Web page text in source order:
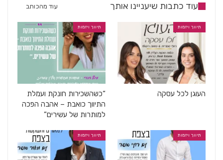
עוד כתבות שיעניינו אותך עוד מהכותב
תיווך ויזמות
העוגן לכל עסקה
תיווך ויזמות
“כשהשכירות חונקת ועמלת
התיווך כואבת – אהבה הפכה
למותרות של עשירים”
תיווך ויזמות תיווך ויזמות